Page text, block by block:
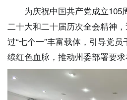
康养 社会
县市
文山市 砚山县
为庆祝中国共产党成立105
二十大和二十届历次全会精神
过“七个一”丰富载体，引导党
续红色血脉，推动州委部署要求